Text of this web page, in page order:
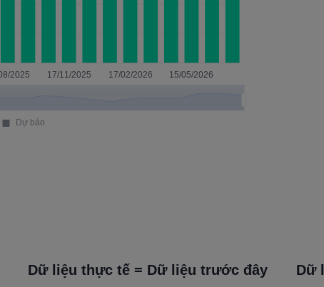
Dữ liệu thực tế = Dữ liệu trước đây Dữ